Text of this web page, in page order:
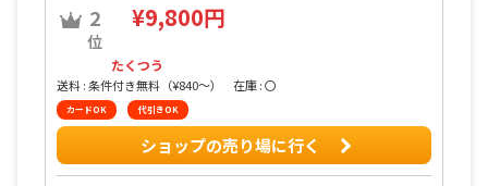
2
位
¥9,800円
たくつう
送料 : 条件付き無料（¥840〜） 在庫 : 〇
カードOK 代引きOK
ショップの売り場に行く